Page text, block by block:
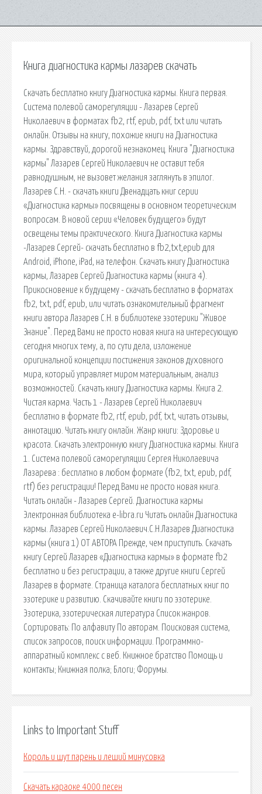
Книга диагностика кармы лазарев скачать
Скачать бесплатно книгу Диагностика кармы. Книга первая.
Система полевой саморегуляции - Лазарев Сергей
Николаевич в форматах fb2, rtf, epub, pdf, txt или читать
онлайн. Отзывы на книгу, похожие книги на Диагностика
кармы. Здравствуй, дорогой незнакомец. Книга "Диагностика
кармы" Лазарев Сергей Николаевич не оставит тебя
равнодушным, не вызовет желания заглянуть в эпилог.
Лазарев С.Н. - скачать книги Двенадцать книг серии
«Диагностика кармы» посвящены в основном теоретическим
вопросам. В новой серии «Человек будущего» будут
освещены темы практического. Книга Диагностика кармы
-Лазарев Сергей- скачать бесплатно в fb2,txt,epub для
Android, iPhone, iPad, на телефон. Скачать книгу Диагностика
кармы, Лазарев Сергей Диагностика кармы (книга 4).
Прикосновение к будущему - скачать бесплатно в форматах
fb2, txt, pdf, epub, или читать ознакомительный фрагмент
книги автора Лазарев С.Н. в библиотеке эзотерики "Живое
Знание". Перед Вами не просто новая книга на интересующую
сегодня многих тему, а, по сути дела, изложение
оригинальной концепции постижения законов духовного
мира, который управляет миром материальным, анализ
возможностей. Скачать книгу Диагностика кармы. Книга 2.
Чистая карма. Часть 1 - Лазарев Сергей Николаевич
бесплатно в формате fb2, rtf, epub, pdf, txt, читать отзывы,
аннотацию. Читать книгу онлайн. Жанр книги: Здоровье и
красота. Скачать электронную книгу Диагностика кармы. Книга
1. Система полевой саморегуляции Сергея Николаевича
Лазарева : бесплатно в любом формате (fb2, txt, epub, pdf,
rtf) без регистрации! Перед Вами не просто новая книга.
Читать онлайн - Лазарев Сергей. Диагностика кармы
Электронная библиотека e-libra.ru Читать онлайн Диагностика
кармы. Лазарев Сергей Николаевич.С.Н.Лазарев Диагностика
кармы (книга 1) ОТ АВТОРА Прежде, чем приступить. Скачать
книгу Сергей Лазарев «Диагностика кармы» в формате fb2
бесплатно и без регистрации, а также другие книги Сергей
Лазарев в формате. Страница каталога бесплатных книг по
эзотерике и развитию. Скачивайте книги по эзотерике.
Эзотерика, эзотерическая литература Список жанров.
Сортировать: По алфавиту По авторам. Поисковая сиcтема,
список запросов, поиск информации. Программно-
аппаратный комплекс с веб. Книжное братство Помощь и
контакты; Книжная полка; Блоги; Форумы.
Links to Important Stuff
Король и шут парень и леший минусовка
Скачать караоке 4000 песен